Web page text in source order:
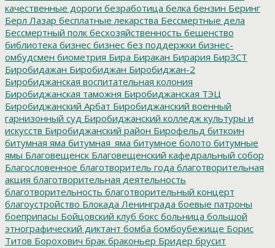
качественные дороги безработица белка бензин Беринг
Берл Лазар бесплатные лекарства Бессмертные дела
Бессмертный полк бесхозяйственность бешенство
библиотека бизнес бизнес без поддержки бизнес-
омбудсмен биометрия Бира Биракан Бирария БирЗСТ
Биробидажан Биробиджан Биробиджан-2
Биробиджанская воспитательная колония
Биробиджанская таможня Биробиджанская ТЭЦ
Биробиджанский Арбат Биробиджанский военный
гарнизонный суд Биробиджанский колледж культуры и
искусств Биробиджанский район Бирофельд биткоин
битумная яма битумная_яма битумное болото битумные
ямы Благовещенск Благовещенский кафедральный собор
Благословенное благотворитель года благотворительная
акция благотворительная деятельность
благотворительность благотворительный концерт
благоустройство Блокада Ленинграда боевые патроны
боеприпасы Бойцовский клуб бокс больница большой
этнографический диктант бомба бомбоубежище Борис
Титов Борохович брак браконьер Бридер брусит